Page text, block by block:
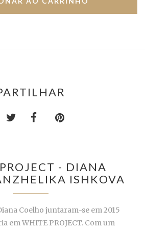
- DIANA
ISHKOVA
Coelho juntaram-se em 2015
em WHITE PROJECT. Com um